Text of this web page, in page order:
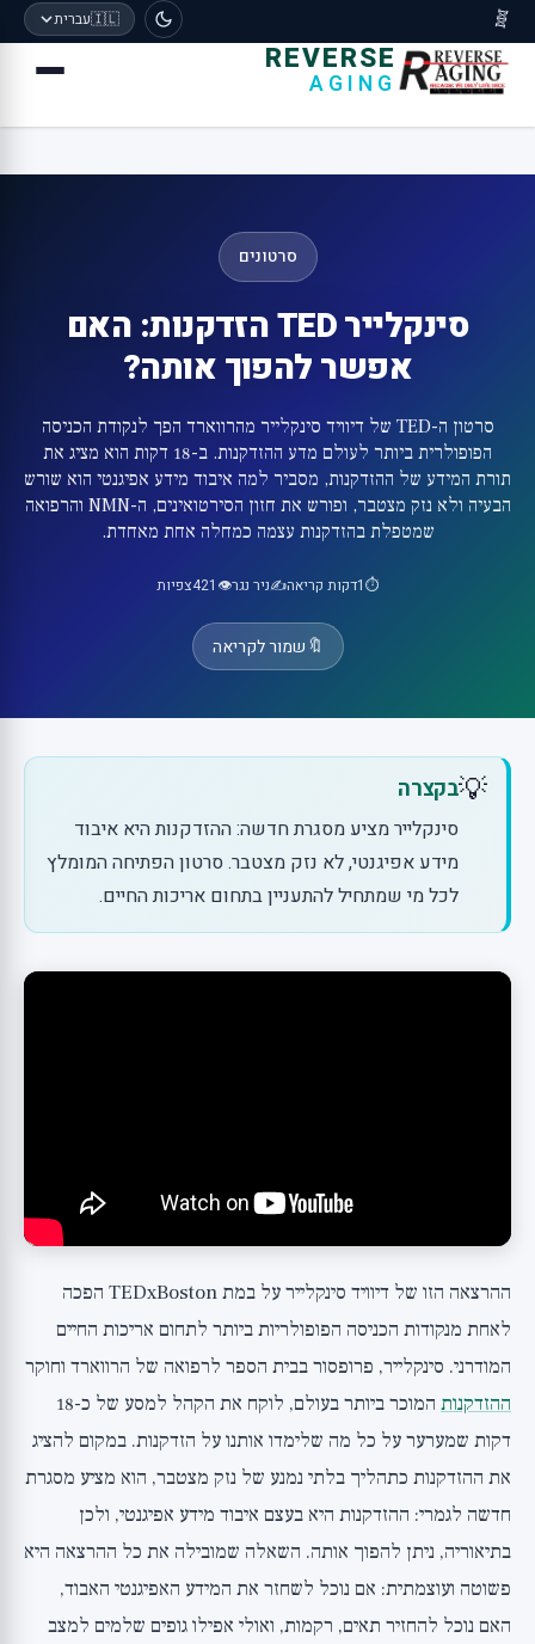
🧬
🇮🇱עברית
REVERSE
AGING
סרטונים
סינקלייר TED הזדקנות: האם
אפשר להפוך אותה?
סרטון ה-TED של דיוויד סינקלייר מהרווארד הפך לנקודת הכניסה
הפופולרית ביותר לעולם מדע ההזדקנות. ב-18 דקות הוא מציג את
תורת המידע של ההזדקנות, מסביר למה איבוד מידע אפיגנטי הוא שורש
הבעיה ולא נזק מצטבר, ופורש את חזון הסירטואינים, ה-NMN והרפואה
שמטפלת בהזדקנות עצמה כמחלה אחת מאחדת.
⏱️
1דקות קריאה✍️ניר נגר👁️
421צפיות
🔖שמור לקריאה
💡בקצרה
סינקלייר מציע מסגרת חדשה: ההזדקנות היא איבוד
מידע אפיגנטי, לא נזק מצטבר. סרטון הפתיחה המומלץ
לכל מי שמתחיל להתעניין בתחום אריכות החיים.
ההרצאה הזו של דיוויד סינקלייר על במת TEDxBoston הפכה
לאחת מנקודות הכניסה הפופולריות ביותר לתחום אריכות החיים
המודרני. סינקלייר, פרופסור בבית הספר לרפואה של הרווארד וחוקר
ההזדקנות
המוכר ביותר בעולם, לוקח את הקהל למסע של כ-18
דקות שמערער על כל מה שלימדו אותנו על הזדקנות. במקום להציג
את ההזדקנות כתהליך בלתי נמנע של נזק מצטבר, הוא מציע מסגרת
חדשה לגמרי: ההזדקנות היא בעצם איבוד מידע אפיגנטי, ולכן
בתיאוריה, ניתן להפוך אותה. השאלה שמובילה את כל ההרצאה היא
פשוטה ועוצמתית: אם נוכל לשחזר את המידע האפיגנטי האבוד,
האם נוכל להחזיר תאים, רקמות, ואולי אפילו גופים שלמים למצב